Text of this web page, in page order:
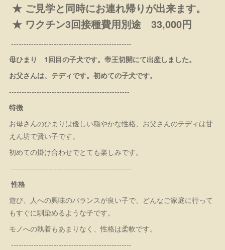
★ ご見学と同時にお連れ帰りが出来ます。
★ ワクチン3回接種費用別途 33,000円
------------------------------------------------
母ひまり 1回目の子犬です。帝王切開にて出産しました。
お父さんは、テディです。初めての子犬です。
------------------------------------------------
特徴
お母さんのひまりは優しい穏やかな性格、お父さんのテディは甘
えん坊で賢い子です。
初めての掛け合わせでとても楽しみです。
------------------------------------------------
性格
遊び、人への興味のバランスが良い子で、どんなご家庭に行って
もすぐに馴染めるような子です。
モノへの執着もあまりなく、性格は柔軟です。
------------------------------------------------